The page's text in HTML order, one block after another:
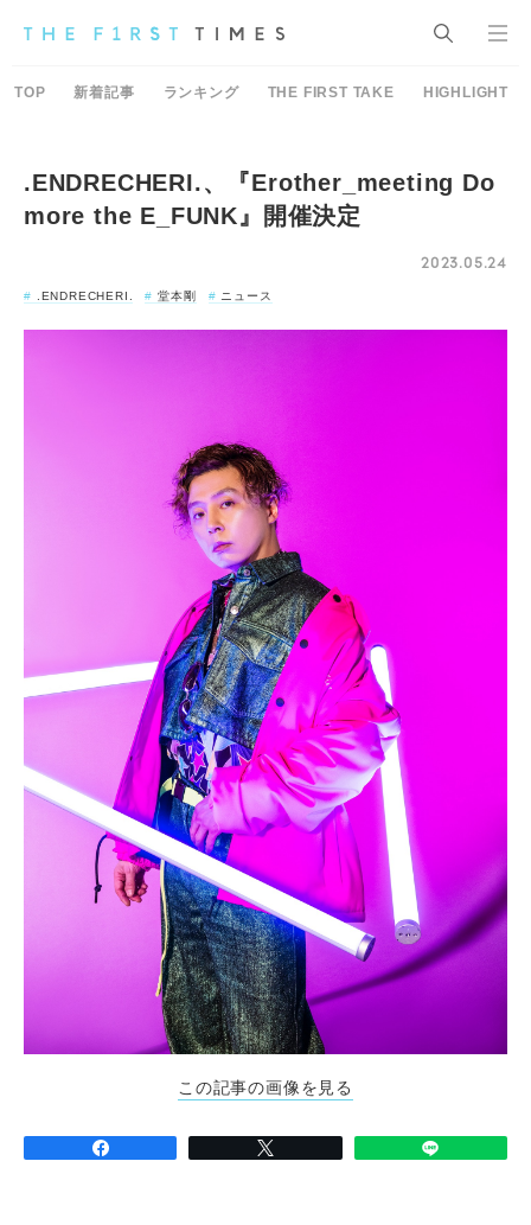
TOP 新着記事 ランキング THE FIRST TAKE HIGHLIGHT
.ENDRECHERI.、『Erother_meeting Do
more the E_FUNK』開催決定
2023.05.24
.ENDRECHERI. 堂本剛 ニュース
この記事の画像を見る